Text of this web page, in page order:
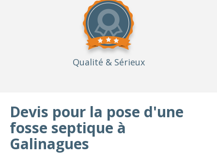
Qualité & Sérieux
Devis pour la pose d'une
fosse septique à
Galinagues